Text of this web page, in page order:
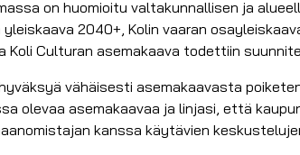
on huomioitu valtakunnallisen ja
2040+, Kolin vaaran
Koli Culturan asemakaava todettiin
vähäisesti asemakaavasta
olevaa asemakaavaa ja linjasi, että
kanssa käytävien